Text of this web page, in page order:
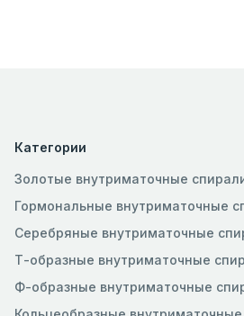
Категории
Золотые внутриматочные
Гормональные внутриматочные
Серебряные внутриматочные
Т-образные внутриматочные
Ф-образные внутриматочные